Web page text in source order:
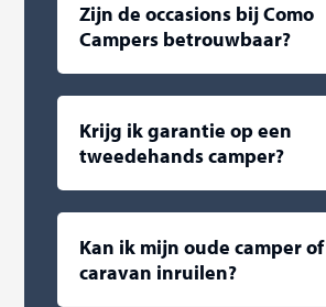
Zijn de occasions bij Como
Campers betrouwbaar?
Krijg ik garantie op een
tweedehands camper?
Kan ik mijn oude camper of
caravan inruilen?